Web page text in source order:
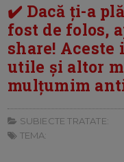
✔️ Dacă ți-a
fost de folos,
share!
utile și altor
mulțumim
SUBIECTE TRATATE:
TEMA: